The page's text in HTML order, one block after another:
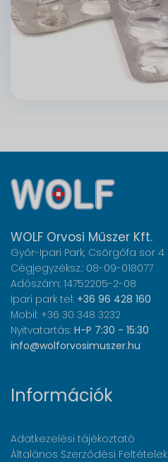
WOLF Orvosi Műszer Kft.
Győr-Ipari Park, Csörgőfa sor 4
Cégjegyzéksz.: 08-09-018077
Adószám: 14752205-2-08
Ipari park tel: +36 96 428 160
Mobil: +36 30 348 3232
Nyitvatartás: H-P 7:30 - 15:30
info@wolforvosimuszer.hu
Információk
Adatkezelési tájékoztató
Általános Szerződési Feltételek